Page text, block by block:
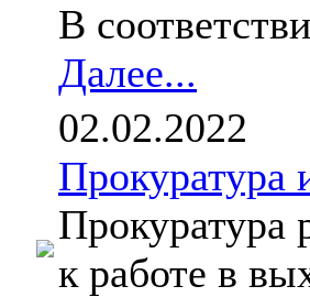
В
Далее...
02.02.2022
Прокуратура
Прокуратура
к работе в